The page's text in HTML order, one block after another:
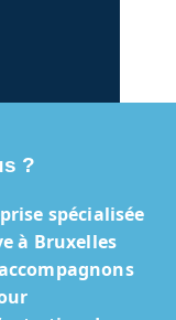
?
spécialisée
à Bruxelles